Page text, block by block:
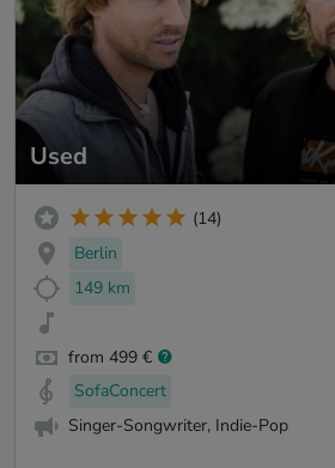
Used
(14)
Berlin
149 km
from 499 €
SofaConcert
Singer-Songwriter, Indie-Pop